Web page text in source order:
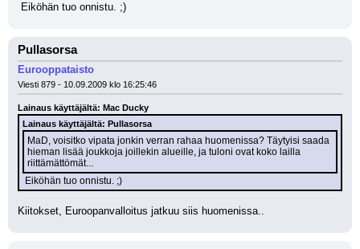
Eiköhän tuo onnistu. ;)
Pullasorsa
Eurooppataisto
Viesti 879 - 10.09.2009 klo 16:25:46
Lainaus käyttäjältä: Mac Ducky
Lainaus käyttäjältä: Pullasorsa
MaD, voisitko vipata jonkin verran rahaa huomenissa? Täytyisi saada
hieman lisää joukkoja joillekin alueille, ja tuloni ovat koko lailla
riittämättömät...
Eiköhän tuo onnistu. ;)
Kiitokset, Euroopanvalloitus jatkuu siis huomenissa..